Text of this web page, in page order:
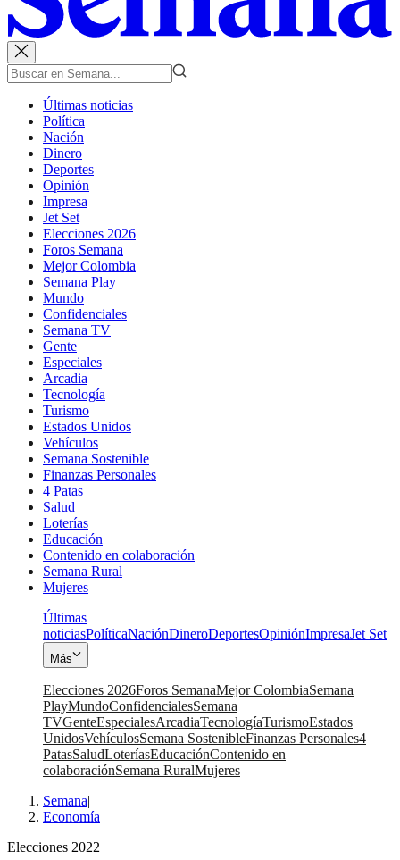
Últimas noticias
Política
Nación
Dinero
Deportes
Opinión
Impresa
Jet Set
Elecciones 2026
Foros Semana
Mejor Colombia
Semana Play
Mundo
Confidenciales
Semana TV
Gente
Especiales
Arcadia
Tecnología
Turismo
Estados Unidos
Vehículos
Semana Sostenible
Finanzas Personales
4 Patas
Salud
Loterías
Educación
Contenido en colaboración
Semana Rural
Mujeres
Últimas
noticiasPolíticaNaciónDineroDeportesOpiniónImpresaJet Set
Más
Elecciones 2026Foros SemanaMejor ColombiaSemana
PlayMundoConfidencialesSemana
TVGenteEspecialesArcadiaTecnologíaTurismoEstados
UnidosVehículosSemana SostenibleFinanzas Personales4
PatasSaludLoteríasEducaciónContenido en
colaboraciónSemana RuralMujeres
Semana|
Economía
Elecciones 2022